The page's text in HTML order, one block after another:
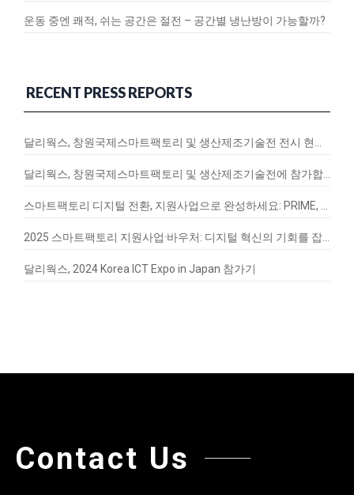
운동 중엔 쾌적, 쉬는 공간은 절전 – 공간별 냉난방이 가능할까?
RECENT PRESS REPORTS
달리웍스, 2024 Korea ICT Expo in Japan 참가기
Contact Us